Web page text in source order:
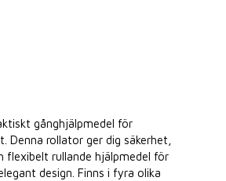
gånghjälpmedel för
Denna rollator ger dig säkerhet,
rullande hjälpmedel för
design. Finns i fyra olika